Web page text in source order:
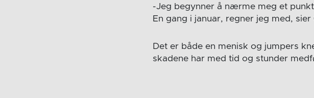
-Jeg begynner å nærme meg et
En gang i januar, regner jeg med, sier
Det er både en menisk og jumpers
skadene har med tid og stunder